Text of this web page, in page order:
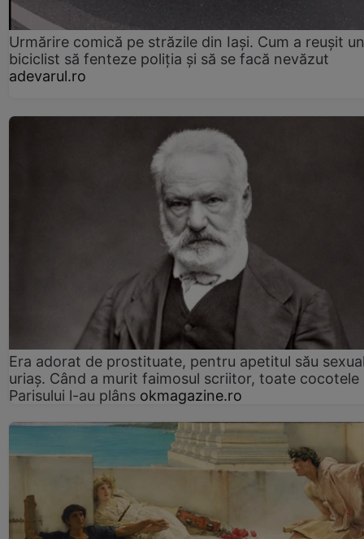
Urmărire comică pe străzile din Iași. Cum a reușit un
biciclist să fenteze poliția și să se facă nevăzut
adevarul.ro
Era adorat de prostituate, pentru apetitul său
uriaș. Când a murit faimosul scriitor, toate cocotele
Parisului l-au plâns okmagazine.ro